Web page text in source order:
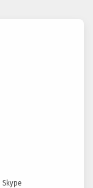
Skype